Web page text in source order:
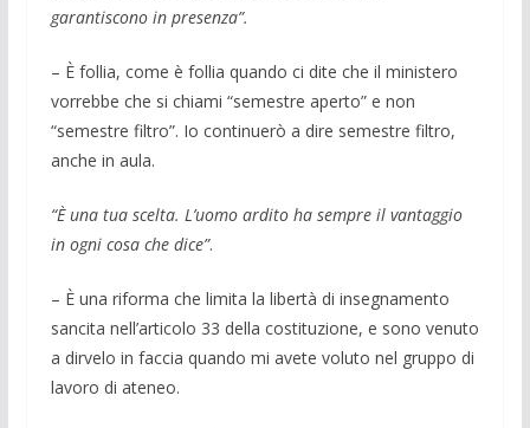
garantiscono in presenza”.
– È follia, come è follia quando ci dite che il ministero
vorrebbe che si chiami “semestre aperto” e non
“semestre filtro”. Io continuerò a dire semestre filtro,
anche in aula.
“È una tua scelta. L’uomo ardito ha sempre il vantaggio
in ogni cosa che dice”.
– È una riforma che limita la libertà di insegnamento
sancita nell’articolo 33 della costituzione, e sono venuto
a dirvelo in faccia quando mi avete voluto nel gruppo di
lavoro di ateneo.